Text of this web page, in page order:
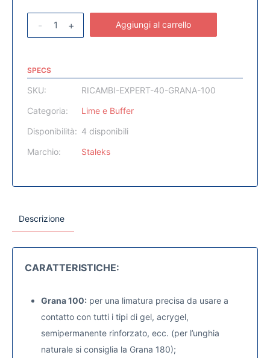
- + Aggiungi al carrello
SPECS
SKU:
RICAMBI-EXPERT-40-GRANA-100
Categoria:
Lime e Buffer
Disponibilità: 4 disponibili
Marchio:
Staleks
Descrizione
CARATTERISTICHE:
Grana 100: per una limatura precisa da usare a
contatto con tutti i tipi di gel, acrygel,
semipermanente rinforzato, ecc. (per l’unghia
naturale si consiglia la Grana 180);